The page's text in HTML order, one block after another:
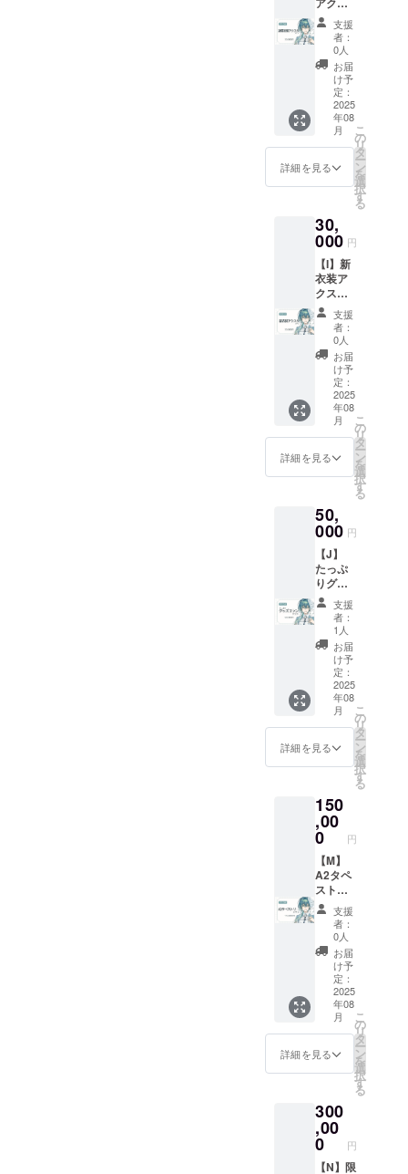
ファイ
ル便を
使用し
て送付
予定で
す ※先
行配信
の日時
が決ま
り次第
せしま
す ※現
BOOTH
の匿名
発送を
使用予
定です
掲載期
間：動
画が存
続する
限り掲
名前を
ご記入
くださ
い ※掲
載を希
望され
ない場
合は
「掲載
なし」
とご記
入くだ
スマホ
壁紙、
お礼
Live2D
動画は
ギガ
ファイ
ル便を
使用し
て送付
予定で
す ※先
行配信
の日時
が決ま
お知ら
せしま
ズは
BOOTH
の匿名
発送を
使用予
定です
掲載期
間：動
画が存
続する
限り掲
先行配
信ご招
待 ■お
Live2D
動画30
秒(共通)
■お名前
入りポ
スト
カード
■クリア
缶バッ
ジ ＋ □
アクス
タ（デ
フォル
メ） ※
ご支援
時、備
考欄に
掲載を
希望さ
れるお
名前を
ご記入
くださ
い ※掲
載を希
「掲載
なし」
とご記
入くだ
さい ※
お礼ボ
イス、
スマホ
壁紙、
お礼
Live2D
動画は
ギガ
ファイ
ル便を
て送付
予定で
の日時
が決ま
り次第
お知ら
せしま
す ※現
物グッ
ズは
BOOTH
の匿名
発送を
使用予
定です
掲載期
間：動
画が存
限り掲
載
タプラ
ン ■活
動報告
の閲覧
■クレ
ジット
の記載
■お礼ボ
イス10
秒(共通)
■スマホ
壁紙２
種（等
フォル
メ） ■
先行配
信ご招
待 ■お
礼
Live2D
動画30
秒(共通)
■お名前
入りポ
スト
カード
＋ □通
常衣装
アクス
タ（等
考欄に
掲載を
希望さ
れるお
名前を
ご記入
くださ
い ※掲
載を希
望され
ない場
合は
「掲載
なし」
とご記
入くだ
さい ※
壁紙、
お礼
Live2D
動画は
ギガ
ファイ
ル便を
使用し
て送付
予定で
す ※先
行配信
の日時
が決ま
り次第
お知ら
せしま
す ※現
の匿名
発送を
使用予
定です
掲載期
支援
者：
0人
お届
け予
定：
2025
年08
月
詳細を見る
こ
の
リ
タ
ー
ン
を
選
択
す
る
30,
000 円
【I】新
衣装ア
クスタ
プラン
■活動報
告の閲
覧 ■ク
レジッ
トの記
載 ■お
礼ボイ
ス10秒
(共通) ■
スマホ
壁紙２
種（等
フォル
メ） ■
先行配
信ご招
待 ■お
礼
Live2D
動画30
秒(共通)
■お名前
入りポ
スト
カード
＋ □新
衣装ア
クスタ
（等
考欄に
掲載を
希望さ
れるお
名前を
ご記入
くださ
い ※掲
載を希
望され
ない場
合は
「掲載
なし」
とご記
入くだ
さい ※
お礼ボ
お礼
Live2D
動画は
ギガ
ファイ
支援
者：
0人
お届
け予
定：
2025
年08
月
詳細を見る
こ
の
リ
タ
ー
ン
を
選
択
す
る
50,
000 円
【J】
たっぷ
りグッ
ズプラ
ン ■活
動報告
の閲覧
■クレ
ジット
の記載
■お礼ボ
イス10
秒(共通)
■スマホ
壁紙２
種（等
フォル
メ） ■
先行配
信ご招
待 ■お
礼
Live2D
動画30
秒(共通)
■お名前
入りポ
スト
カード
■クリア
ファイ
ル ■
ビッグ
缶バッ
ジ ■ア
クスタ
フォル
メ） ＋
□マグ
カップ
※ご支援
支援
者：
1人
お届
け予
定：
2025
年08
月
詳細を見る
こ
の
リ
タ
ー
ン
を
選
択
す
る
150
,00
0 円
【M】
A2タペ
スト
リープ
ラン ■
活動報
告の閲
覧 ■ク
レジッ
トの記
載 ■お
礼ボイ
ス10秒
(共通) ■
スマホ
壁紙２
身/デ
フォル
メ） ■
先行配
信ご招
支援
者：
0人
お届
け予
定：
2025
年08
月
詳細を見る
こ
の
リ
タ
ー
ン
を
選
択
す
る
300
,00
0 円
【N】限